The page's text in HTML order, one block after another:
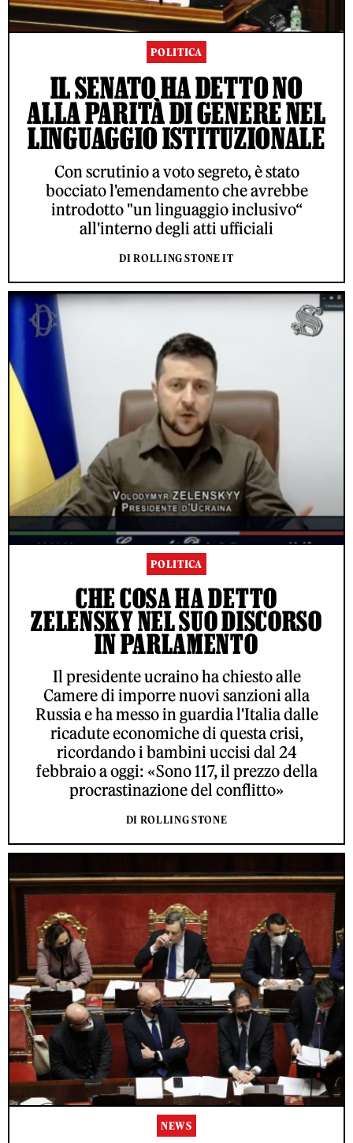
POLITICA
IL SENATO HA DETTO NO
ALLA PARITÀ DI GENERE NEL
LINGUAGGIO ISTITUZIONALE
Con scrutinio a voto segreto, è stato
bocciato l'emendamento che avrebbe
introdotto "un linguaggio inclusivo“
all'interno degli atti ufficiali
DI ROLLING STONE IT
POLITICA
CHE COSA HA DETTO
ZELENSKY NEL SUO DISCORSO
IN PARLAMENTO
Il presidente ucraino ha chiesto alle
Camere di imporre nuovi sanzioni alla
Russia e ha messo in guardia l'Italia dalle
ricadute economiche di questa crisi,
ricordando i bambini uccisi dal 24
febbraio a oggi: «Sono 117, il prezzo della
procrastinazione del conflitto»
DI ROLLING STONE
NEWS